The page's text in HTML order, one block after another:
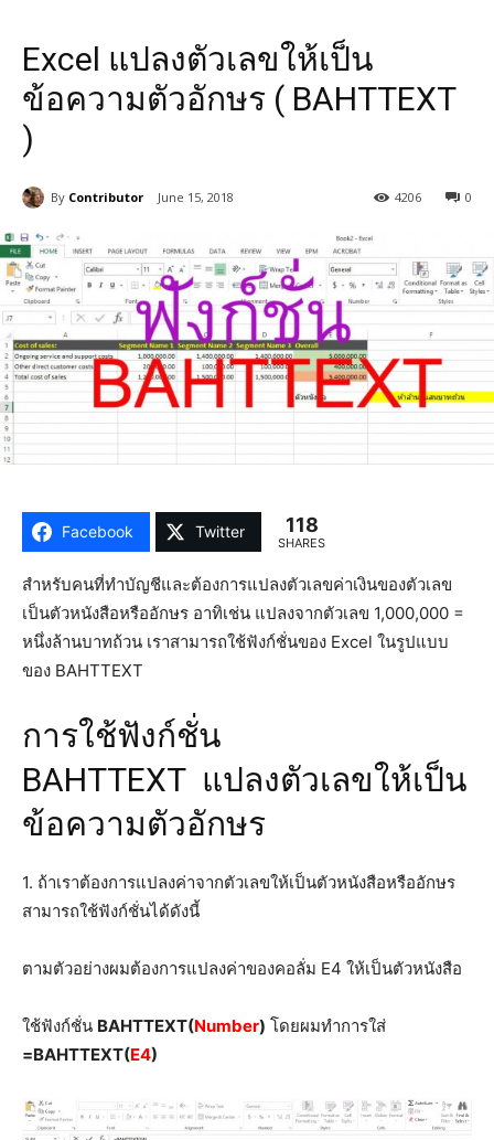
Excel แปลงตัวเลขให้เป็น
ข้อความตัวอักษร ( BAHTTEXT
)
By Contributor June 15, 2018 0
4206
Facebook Twitter 118
SHARES
สำหรับคนที่ทำบัญชีและต้องการแปลงตัวเลขค่าเงินของตัวเลข
เป็นตัวหนังสือหรืออักษร อาทิเช่น แปลงจากตัวเลข 1,000,000 =
หนึ่งล้านบาทถ้วน เราสามารถใช้ฟังก์ชั่นของ Excel ในรูปแบบ
ของ BAHTTEXT
การใช้ฟังก์ชั่น
BAHTTEXT แปลงตัวเลขให้เป็น
ข้อความตัวอักษร
1. ถ้าเราต้องการแปลงค่าจากตัวเลขให้เป็นตัวหนังสือหรืออักษร
สามารถใช้ฟังก์ชั่นได้ดังนี้
ตามตัวอย่างผมต้องการแปลงค่าของคอลั่ม E4 ให้เป็นตัวหนังสือ
ใช้ฟังก์ชั่น BAHTTEXT(Number) โดยผมทำการใส่
=BAHTTEXT(E4)